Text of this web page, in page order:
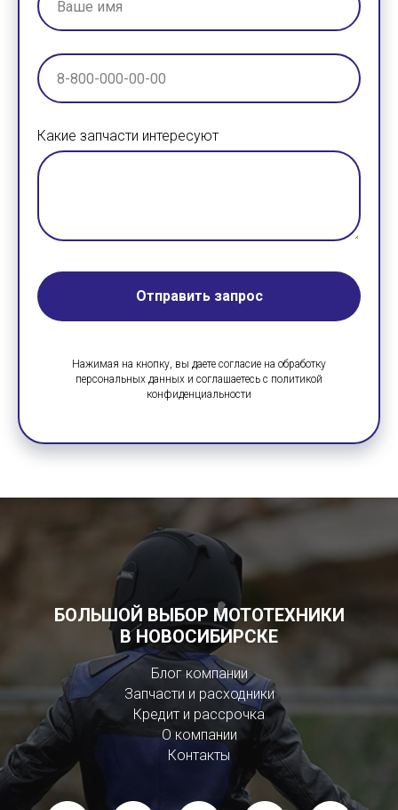
Какие запчасти интересуют
Отправить запрос
Нажимая на кнопку, вы даете согласие на обработку
персональных данных и соглашаетесь c политикой
конфиденциальности
БОЛЬШОЙ ВЫБОР МОТОТЕХНИКИ
В НОВОСИБИРСКЕ
Блог компании
Запчасти и расходники
Кредит и рассрочка
О компании
Контакты